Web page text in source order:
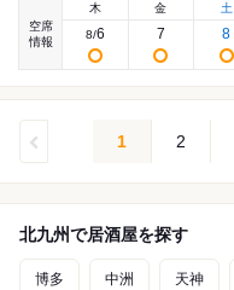
空席
情報
木
8/6
金
7
土
8
1 2
北九州で居酒屋を探す
博多 中洲 天神